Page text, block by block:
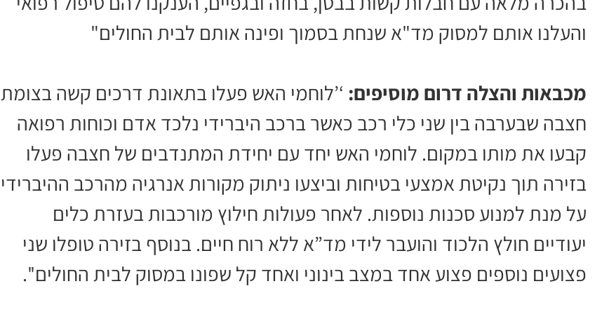
והעלנו אותם למסוק מד"א שנחת בסמוך ופינה אותם לבית החולים"
מכבאות והצלה דרום מוסיפים: ‘’לוחמי האש פעלו בתאונת דרכים קשה בצומת
חצבה שבערבה בין שני כלי רכב כאשר ברכב היברידי נלכד אדם וכוחות רפואה
קבעו את מותו במקום. לוחמי האש יחד עם יחידת המתנדבים של חצבה פעלו
בזירה תוך נקיטת אמצעי בטיחות וביצעו ניתוק מקורות אנרגיה מהרכב ההיברידי
על מנת למנוע סכנות נוספות. לאחר פעולות חילוץ מורכבות בעזרת כלים
יעודיים חולץ הלכוד והועבר לידי מד”א ללא רוח חיים. בנוסף בזירה טופלו שני
פצועים נוספים פצוע אחד במצב בינוני ואחד קל שפונו במסוק לבית החולים''.